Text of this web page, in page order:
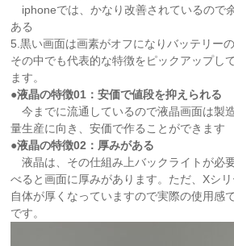
iphoneでは、かなり改善されているので
ある
5.黒い画面は画素がオフになりバッテリー
その中でも代表的な特徴をピックアップし
ます。
●液晶の特徴01：安価で値段を抑えられる
今までに流通しているので液晶画面は製
量生産に向き、安価で作ることができます
●液晶の特徴02：厚みがある
液晶は、その仕組み上バックライトが必
べると画面に厚みがあります。ただ、Xシ
自体が厚くなっていますので実際の使用感
です。